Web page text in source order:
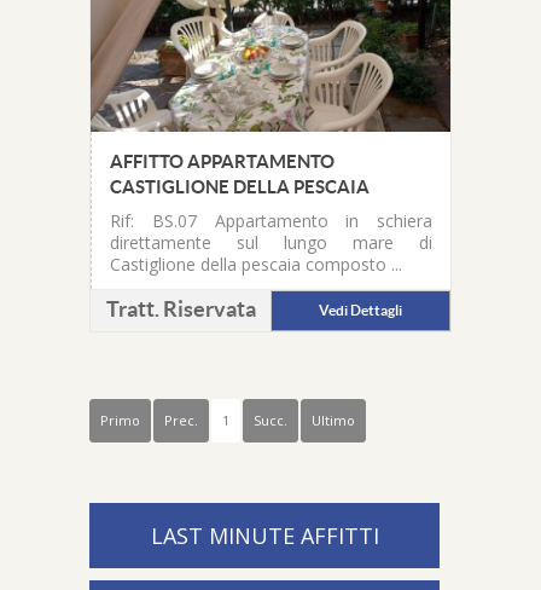
AFFITTO APPARTAMENTO
CASTIGLIONE DELLA PESCAIA
Rif: BS.07Appartamento in schiera
direttamente sul lungo mare di
Castiglione della pescaia composto ...
Tratt. Riservata
Vedi Dettagli
Primo Prec. 1 Succ. Ultimo
LAST MINUTE AFFITTI